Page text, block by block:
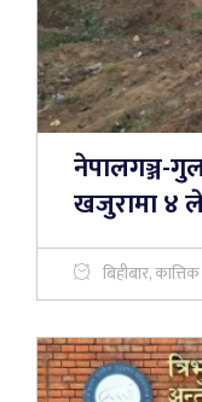
नेपालगञ्ज-
खजुरामा ४
बिहीबार,